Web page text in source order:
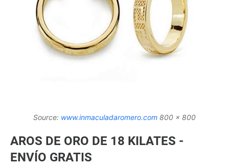
Source: www.inmaculadaromero.com 800 x 800
AROS DE ORO DE 18 KILATES -
ENVÍO GRATIS